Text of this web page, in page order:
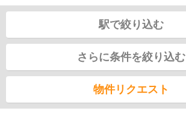
駅で絞り込む
さらに条件を絞り込む
物件リクエスト